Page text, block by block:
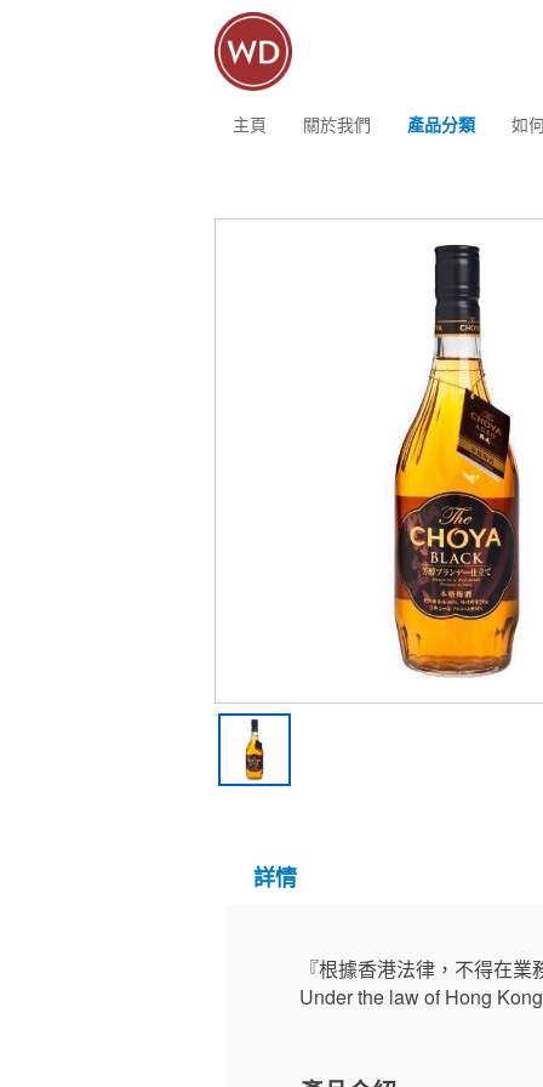
主頁 關於我們 產品分類 如
詳情
『根據香港法律，不得在
Under the law of Hong